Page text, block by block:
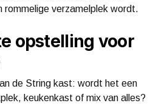
rommelige verzamelplek wordt.
opstelling voor
de String kast: wordt het een
keukenkast of mix van alles?